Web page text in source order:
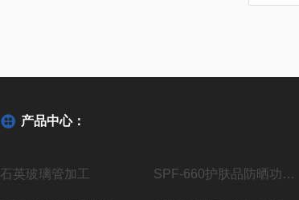
产品中心：
石英玻璃管加工 SPF-660护肤品防晒功效测试仪